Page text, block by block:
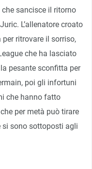
sancisce il ritorno
L’allenatore croato
ritrovare il sorriso,
che ha lasciato
pesante sconfitta per
poi gli infortuni
che hanno fatto
per metà può tirare
si sono sottoposti agli